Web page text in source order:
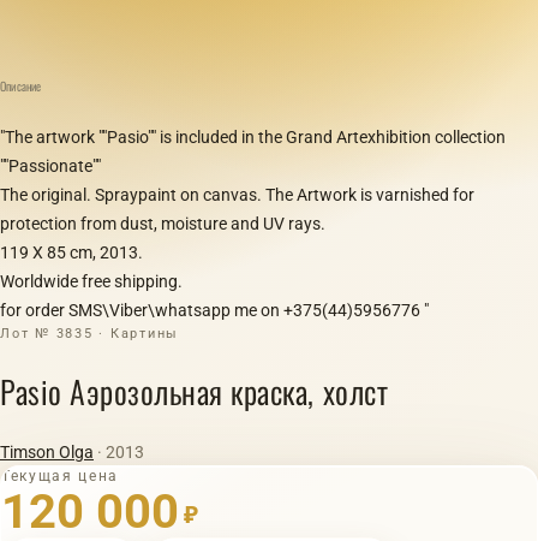
Описание
"The artwork ""Pasio"" is included in the Grand Artexhibition collection
""Passionate""
The original. Spraypaint on canvas. The Artwork is varnished for
protection from dust, moisture and UV rays.
119 Х 85 cm, 2013.
Worldwide free shipping.
for order SMS\Viber\whatsapp me on +375(44)5956776 "
Лот № 3835 · Картины
Pasio Аэрозольная краска, холст
Timson Olga · 2013
Текущая цена
120 000 ₽